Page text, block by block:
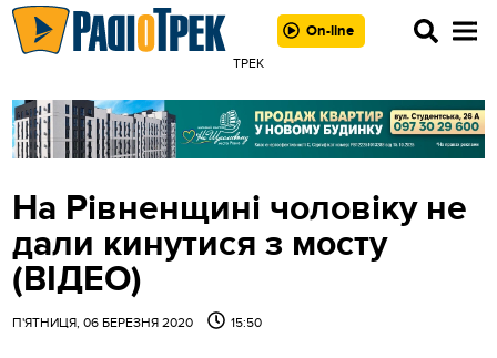
On-line
ТРЕК
На Рівненщині чоловіку не
дали кинутися з мосту
(ВІДЕО)
П'ЯТНИЦЯ, 06 БЕРЕЗНЯ 2020 15:50